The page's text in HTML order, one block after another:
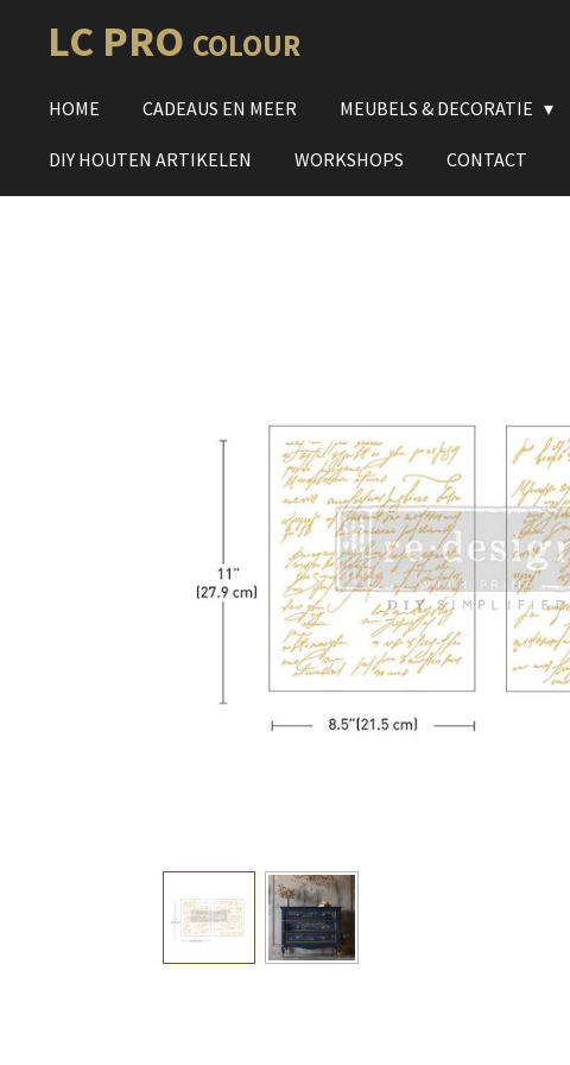
directLC PRO COLOUR
HOME CADEAUS EN MEER MEUBELS & DECORATIE
DIY HOUTEN ARTIKELEN WORKSHOPS CONTACT